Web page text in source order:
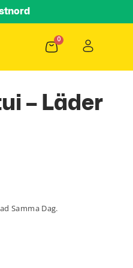
– Läder
Samma Dag.